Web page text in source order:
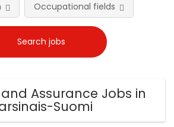
Occupational fields
Assurance Jobs in
Suomi